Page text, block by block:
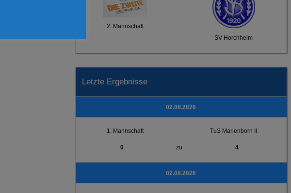
2. Mannschaft
SV Horchheim
Letzte Ergebnisse
02.08.2026
1. Mannschaft TuS Marienborn II
0 zu 4
02.08.2026